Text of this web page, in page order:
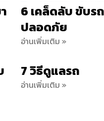
6 เคล็ดลับ ขับร
ปลอดภัย
อ่านเพิ่มเติม »
7 วิธีดูแลรถ
อ่านเพิ่มเติม »